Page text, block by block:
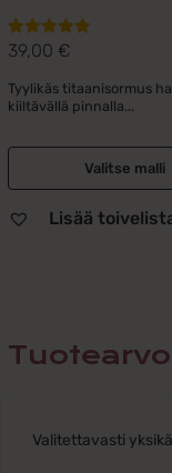
Arvostelu
5.00/ 5
39,00 €
Tyylikäs titaanisormus
kiiltävällä pinnalla...
Valitse malli
Lisää
Valitettavasti